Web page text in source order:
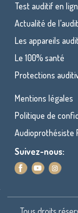
Test auditif en
Actualité de
Les appareils
Le 100% santé
Protections
Mentions légales
Politique de
Audioprothésiste
Suivez-nous: